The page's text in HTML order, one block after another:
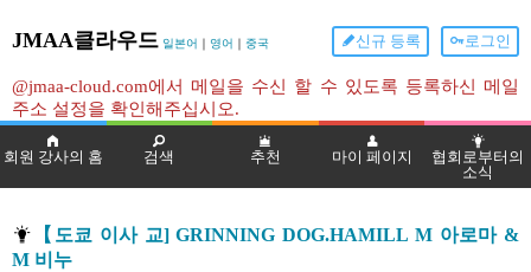
JMAA클라우드 일본어 ｜ 영어 ｜ 중국 로그인
신규 등록
@jmaa-cloud.com에서 메일을 수신 할 수 있도록 등록하신 메일
주소 설정을 확인해주십시오.
회원 강사의 홈 검색 추천 마이 페이지
협회로부터의
소식
【도쿄 이사 교] GRINNING DOG.HAMILL M 아로마 &
M 비누